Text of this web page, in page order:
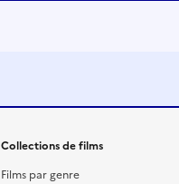
Collections de films
Films par genre